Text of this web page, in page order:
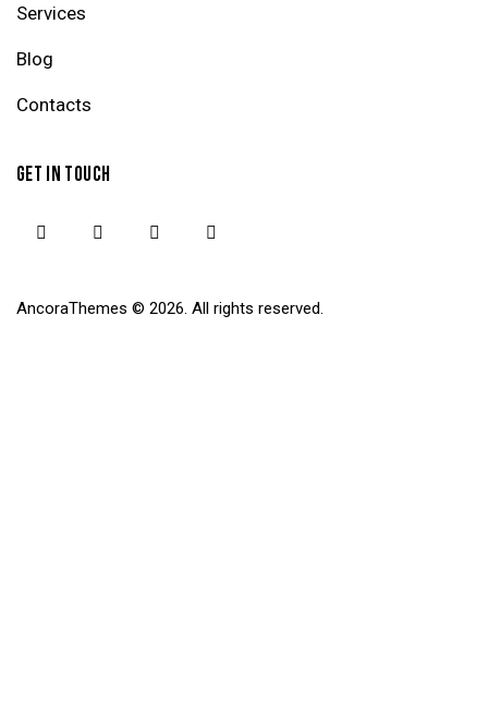
Services
Blog
Contacts
GET IN TOUCH
AncoraThemes © 2026. All rights reserved.